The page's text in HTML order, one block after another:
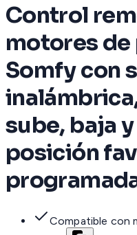
Control
motores de
Somfy con
sube, baja
posición
Compatible con